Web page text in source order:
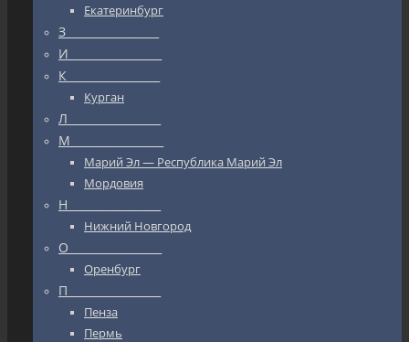
Екатеринбург
З_________________
И_________________
К_________________
Курган
Л_________________
М_________________
Марий Эл — Республика Марий Эл
Мордовия
Н_________________
Нижний Новгород
О_________________
Оренбург
П_________________
Пенза
Пермь